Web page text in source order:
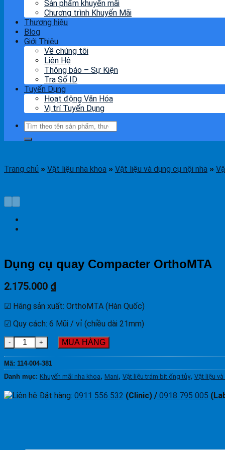
Sản phẩm khuyến mãi
Chương trình Khuyến Mãi
Thương hiệu
Blog
Giới Thiệu
Về chúng tôi
Liên Hệ
Thông báo – Sự Kiện
Tra Số ID
Tuyển Dụng
Hoạt động Văn Hóa
Vị trí Tuyển Dụng
Tìm
kiếm:
Trang chủ » Vật liệu nha khoa » Vật liệu và dụng cụ nội nha »
Dụng cụ quay Compacter OrthoMTA
2.175.000 ₫
☑ Hãng sản xuất: OrthoMTA (Hàn Quốc)
☑ Quy cách: 6 Mũi / vỉ (chiều dài 21mm)
Dụng cụ quay Compacter OrthoMTA số lượng
MUA HÀNG
Mã: 114-004-381
Danh mục: Khuyến mãi nha khoa, Mani, Vật liệu trám bít ống tủy, Vật liệu
Đặt hàng: 0911 556 532 (Clinic) / 0918 795 005